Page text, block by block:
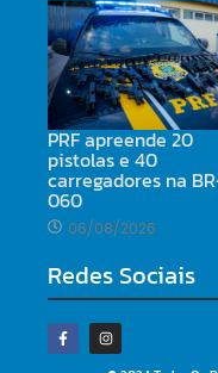
PRF apreende 20
pistolas e 40
carregadores na
060
06/08/2026
Redes Sociais